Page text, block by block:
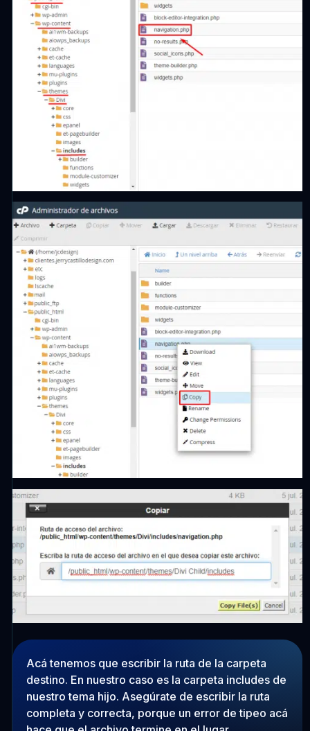
Acá tenemos que escribir la ruta de la carpeta
destino. En nuestro caso es la carpeta includesde
nuestro tema hijo. Asegúrate de escribir la ruta
completa y correcta, porque un error de tipeo acá